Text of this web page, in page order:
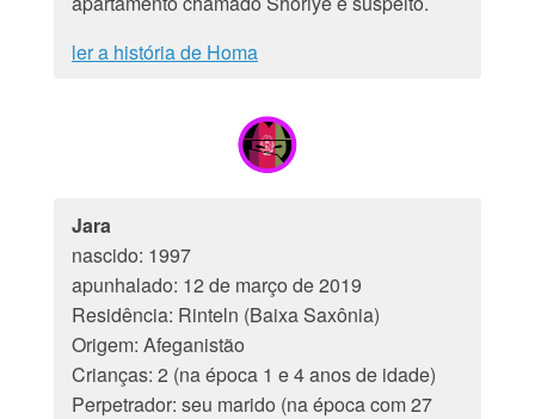
ler a história de Homa
Jara
nascido: 1997
apunhalado: 12 de março de 2019
Residência: Rinteln (Baixa Saxônia)
Origem: Afeganistão
Crianças: 2 (na época 1 e 4 anos de idade)
Perpetrador: seu marido (na época com 27